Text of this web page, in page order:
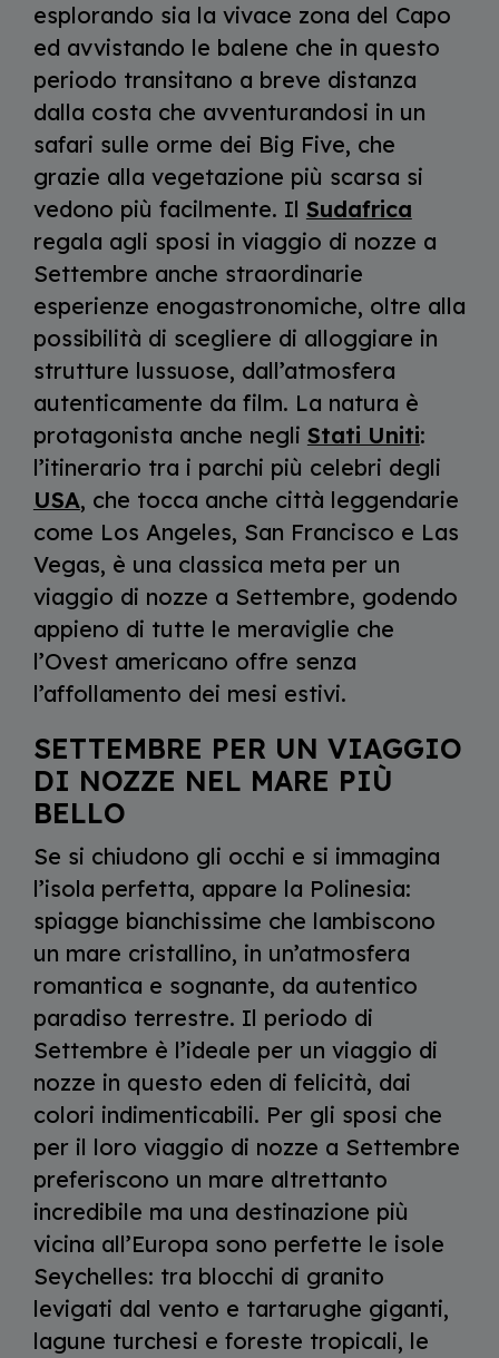
esplorando sia la vivace zona del Capo
ed avvistando le balene che in questo
periodo transitano a breve distanza
dalla costa che avventurandosi in un
safari sulle orme dei Big Five, che
grazie alla vegetazione più scarsa si
vedono più facilmente. Il Sudafrica
regala agli sposi in viaggio di nozze a
Settembre anche straordinarie
esperienze enogastronomiche, oltre alla
possibilità di scegliere di alloggiare in
strutture lussuose, dall’atmosfera
autenticamente da film. La natura è
protagonista anche negli Stati Uniti:
l’itinerario tra i parchi più celebri degli
USA, che tocca anche città leggendarie
come Los Angeles, San Francisco e Las
Vegas, è una classica meta per un
viaggio di nozze a Settembre, godendo
appieno di tutte le meraviglie che
l’Ovest americano offre senza
l’affollamento dei mesi estivi.
SETTEMBRE PER UN VIAGGIO
DI NOZZE NEL MARE PIÙ
BELLO
Se si chiudono gli occhi e si immagina
l’isola perfetta, appare la Polinesia:
spiagge bianchissime che lambiscono
un mare cristallino, in un’atmosfera
romantica e sognante, da autentico
paradiso terrestre. Il periodo di
Settembre è l’ideale per un viaggio di
nozze in questo eden di felicità, dai
colori indimenticabili. Per gli sposi che
per il loro viaggio di nozze a Settembre
preferiscono un mare altrettanto
incredibile ma una destinazione più
vicina all’Europa sono perfette le isole
Seychelles: tra blocchi di granito
levigati dal vento e tartarughe giganti,
lagune turchesi e foreste tropicali, le